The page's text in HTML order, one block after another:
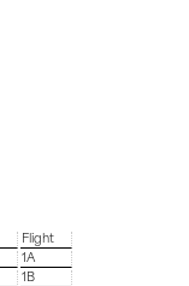
Flight
1A
1B